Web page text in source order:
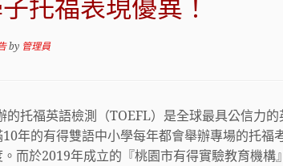
托福表現優異！
by 管理員
的托福英語檢測（TOEFL）是全球最具公信力
10年的有得雙語中小學每年都會舉辦專場的托福
而於2019年成立的『桃園市有得實驗教育機構